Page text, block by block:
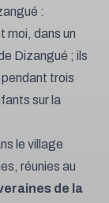
:
moi, dans un
Dizangué ; ils
trois
sur la
le village
réunies au
de la